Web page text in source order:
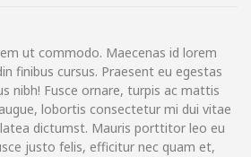
ut commodo. Maecenas id lorem
finibus cursus. Praesent eu egestas
nibh! Fusce ornare, turpis ac mattis
lobortis consectetur mi dui vitae
dictumst. Mauris porttitor leo eu
justo felis, efficitur nec quam et,